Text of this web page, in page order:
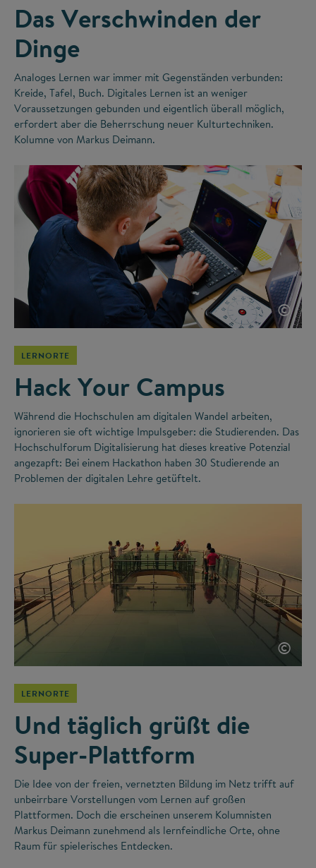
Das Verschwinden der
Dinge
Analoges Lernen war immer mit Gegenständen verbunden:
Kreide, Tafel, Buch. Digitales Lernen ist an weniger
Voraussetzungen gebunden und eigentlich überall möglich,
erfordert aber die Beherrschung neuer Kulturtechniken.
Kolumne von Markus Deimann.
©
LERNORTE
Hack Your Campus
Während die Hochschulen am digitalen Wandel arbeiten,
ignorieren sie oft wichtige Impulsgeber: die Studierenden. Das
Hochschulforum Digitalisierung hat dieses kreative Potenzial
angezapft: Bei einem Hackathon haben 30 Studierende an
Problemen der digitalen Lehre getüftelt.
©
LERNORTE
Und täglich grüßt die
Super-Plattform
Die Idee von der freien, vernetzten Bildung im Netz trifft auf
unbeirrbare Vorstellungen vom Lernen auf großen
Plattformen. Doch die erscheinen unserem Kolumnisten
Markus Deimann zunehmend als lernfeindliche Orte, ohne
Raum für spielerisches Entdecken.